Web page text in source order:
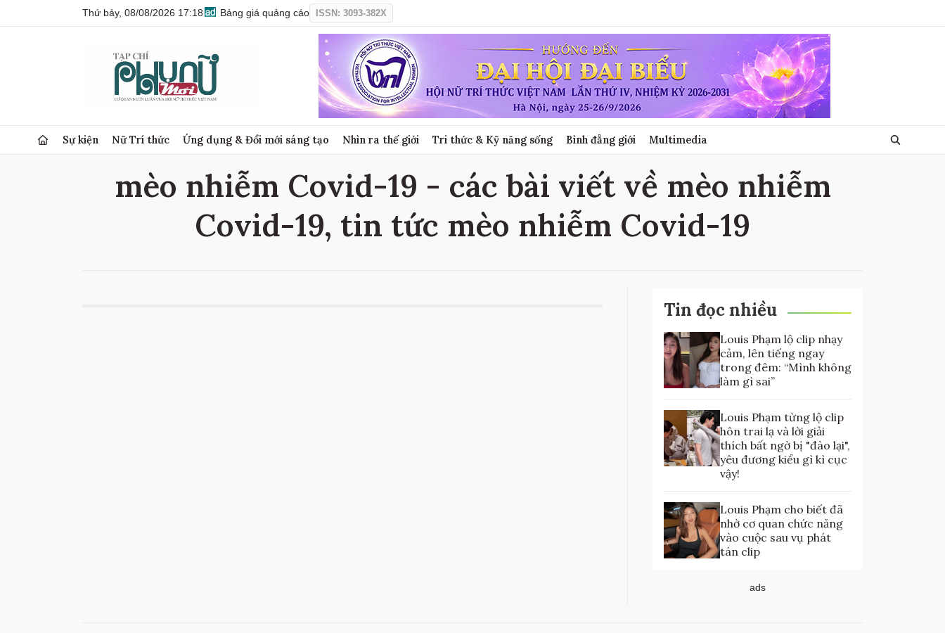
Thứ bảy, 08/08/2026 17:18 Bảng giá quảng cáo ISSN: 3093-382X
Sự kiện Nữ Trí thức Ứng dụng & Đổi mới sáng tạo Nhìn ra thế giới Tri thức & Kỹ năng sống Bình đẳng giới Multimedia
mèo nhiễm Covid-19 - các bài viết về mèo nhiễm
Covid-19, tin tức mèo nhiễm Covid-19
Tin đọc nhiều
Louis Phạm lộ clip nhạy
cảm, lên tiếng ngay
trong đêm: “Mình không
làm gì sai”
Louis Phạm từng lộ clip
hôn trai lạ và lời giải
thích bất ngờ bị "đào lại",
yêu đương kiểu gì kì cục
vậy!
Louis Phạm cho biết đã
nhờ cơ quan chức năng
vào cuộc sau vụ phát
tán clip
ads